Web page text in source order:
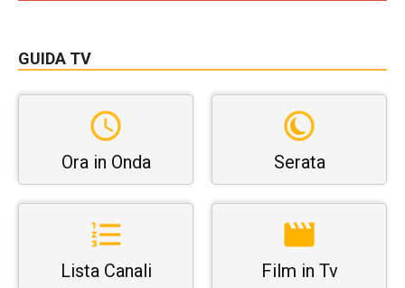
GUIDA TV
Ora in Onda Serata
Lista Canali Film in Tv